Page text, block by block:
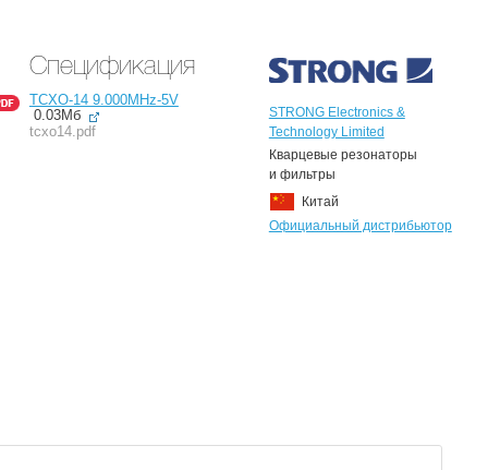
Спецификация
TCXO-14 9.000MHz-5V
0.03Мб
tcxo14.pdf
STRONG Electronics &
Technology Limited
Кварцевые резонаторы
и фильтры
Китай
Официальный дистрибьютор